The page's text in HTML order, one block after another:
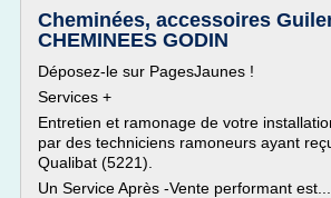
Cheminées, accessoires
CHEMINEES GODIN
Déposez-le sur PagesJaunes !
Services +
Entretien et ramonage de votre
par des techniciens ramoneurs ayant
Qualibat (5221).
Un Service Après -Vente performant est...